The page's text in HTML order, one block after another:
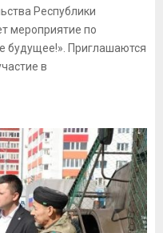
Республики
мероприятие по
будущее!». Приглашаются
в